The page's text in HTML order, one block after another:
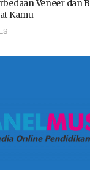
Veneer dan
Kamu